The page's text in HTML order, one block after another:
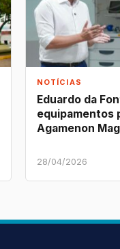
NOTÍCIAS
Eduardo da
equipamentos
Agamenon
28/04/2026